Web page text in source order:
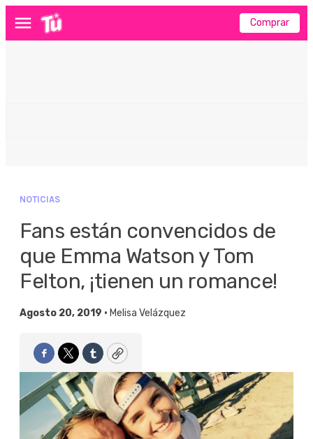
Menú Comprar
NOTICIAS
Fans están convencidos de
que Emma Watson y Tom
Felton, ¡tienen un romance!
Agosto 20, 2019 • Melisa Velázquez
Facebook
TwitterTumblrCopy